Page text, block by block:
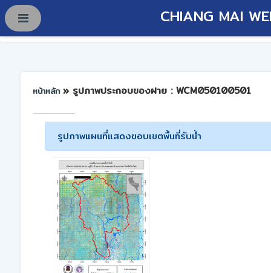
CHIANG MAI
หน้าหลัก » รูปภาพประกอบของฝาย : WCM050100501
รูปภาพแผนที่แสดงขอบเขตพื้นที่รับน้ำ